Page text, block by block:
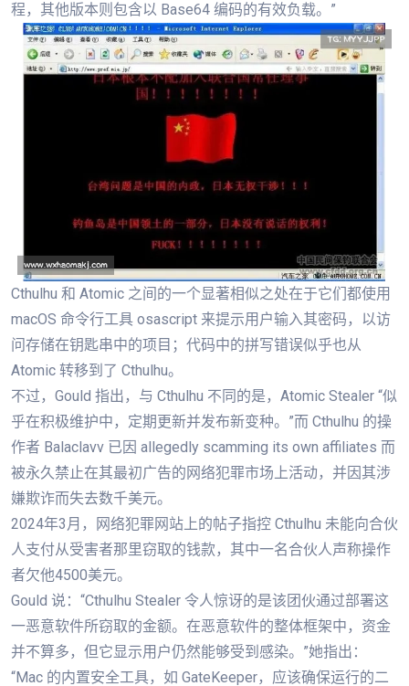
程，其他版本则包含以 Base64 编码的有效负载。”
Cthulhu 和 Atomic 之间的一个显著相似之处在于它们都使用
macOS 命令行工具 osascript 来提示用户输入其密码，以访
问存储在钥匙串中的项目；代码中的拼写错误似乎也从
Atomic 转移到了 Cthulhu。
不过，Gould 指出，与 Cthulhu 不同的是，Atomic Stealer “似
乎在积极维护中，定期更新并发布新变种。”而 Cthulhu 的操
作者 Balaclavv 已因 allegedly scamming its own affiliates 而
被永久禁止在其最初广告的网络犯罪市场上活动，并因其涉
嫌欺诈而失去数千美元。
2024年3月，网络犯罪网站上的帖子指控 Cthulhu 未能向合伙
人支付从受害者那里窃取的钱款，其中一名合伙人声称操作
者欠他4500美元。
Gould 说：“Cthulhu Stealer 令人惊讶的是该团伙通过部署这
一恶意软件所窃取的金额。在恶意软件的整体框架中，资金
并不算多，但它显示用户仍然能够受到感染。”她指出：
“Mac 的内置安全工具，如 GateKeeper，应该确保运行的二